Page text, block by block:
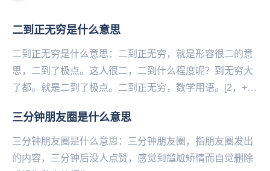
二到正无穷是什么意思
二到正无穷是什么意思：二到正无穷，就是形容很二的意
思，二到了极点。这人很二，二到什么程度呢？到无穷大
了都。就是二到了极点。二到正无穷，数学用语。[2，+∞)
三分钟朋友圈是什么意思
三分钟朋友圈是什么意思：三分钟朋友圈，指‌‌‌‌‌‌‌‌朋友圈发出
的内容，三分钟后没人点赞，感觉到尴尬矫情而自觉删除